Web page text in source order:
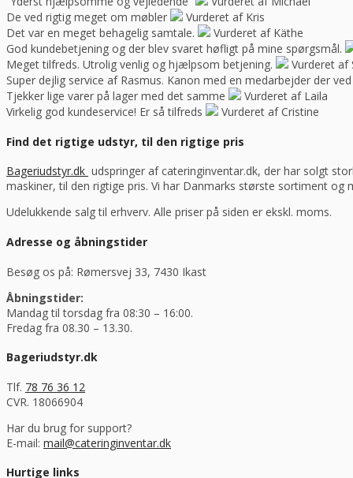
De ved rigtig meget om møbler
Vurderet af Kris
Det var en meget behagelig samtale.
Vurderet af Käthe
God kundebetjening og der blev svaret høfligt på mine spørgsmål.
Meget tilfreds. Utrolig venlig og hjælpsom betjening.
Vurderet af
Super dejlig service af Rasmus. Kanon med en medarbejder der
Tjekker lige varer på lager med det samme
Vurderet af Laila
Virkelig god kundeservice! Er så tilfreds
Vurderet af Cristine
Find det rigtige udstyr, til den rigtige pris
Bageriudstyr.dk udspringer af cateringinventar.dk, der har solgt
maskiner, til den rigtige pris. Vi har Danmarks største sortiment
Udelukkende salg til erhverv. Alle priser på siden er ekskl. moms.
Adresse og åbningstider
Besøg os på: Rømersvej 33, 7430 Ikast
Åbningstider:
Mandag til torsdag fra 08:30 – 16:00.
Fredag fra 08.30 – 13.30.
Bageriudstyr.dk
Tlf. 78 76 36 12
CVR. 18066904
Har du brug for support?
E-mail: mail@cateringinventar.dk
Hurtige links